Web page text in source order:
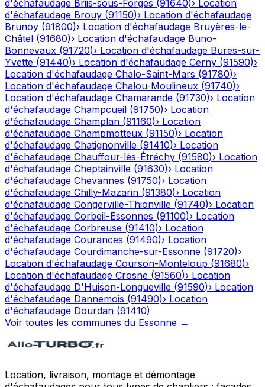
d'échafaudage Briis-sous-Forges (91640)› Location
d'échafaudage Brouy (91150)› Location d'échafaudage
Brunoy (91800)› Location d'échafaudage Bruyères-le-
Châtel (91680)› Location d'échafaudage Buno-
Bonnevaux (91720)› Location d'échafaudage Bures-sur-
Yvette (91440)› Location d'échafaudage Cerny (91590)›
Location d'échafaudage Chalo-Saint-Mars (91780)›
Location d'échafaudage Chalou-Moulineux (91740)›
Location d'échafaudage Chamarande (91730)› Location
d'échafaudage Champcueil (91750)› Location
d'échafaudage Champlan (91160)› Location
d'échafaudage Champmotteux (91150)› Location
d'échafaudage Chatignonville (91410)› Location
d'échafaudage Chauffour-lès-Étréchy (91580)› Location
d'échafaudage Cheptainville (91630)› Location
d'échafaudage Chevannes (91750)› Location
d'échafaudage Chilly-Mazarin (91380)› Location
d'échafaudage Congerville-Thionville (91740)› Location
d'échafaudage Corbeil-Essonnes (91100)› Location
d'échafaudage Corbreuse (91410)› Location
d'échafaudage Courances (91490)› Location
d'échafaudage Courdimanche-sur-Essonne (91720)›
Location d'échafaudage Courson-Monteloup (91680)›
Location d'échafaudage Crosne (91560)› Location
d'échafaudage D'Huison-Longueville (91590)› Location
d'échafaudage Dannemois (91490)› Location
d'échafaudage Dourdan (91410)
Voir toutes les communes du Essonne →
Location, livraison, montage et démontage